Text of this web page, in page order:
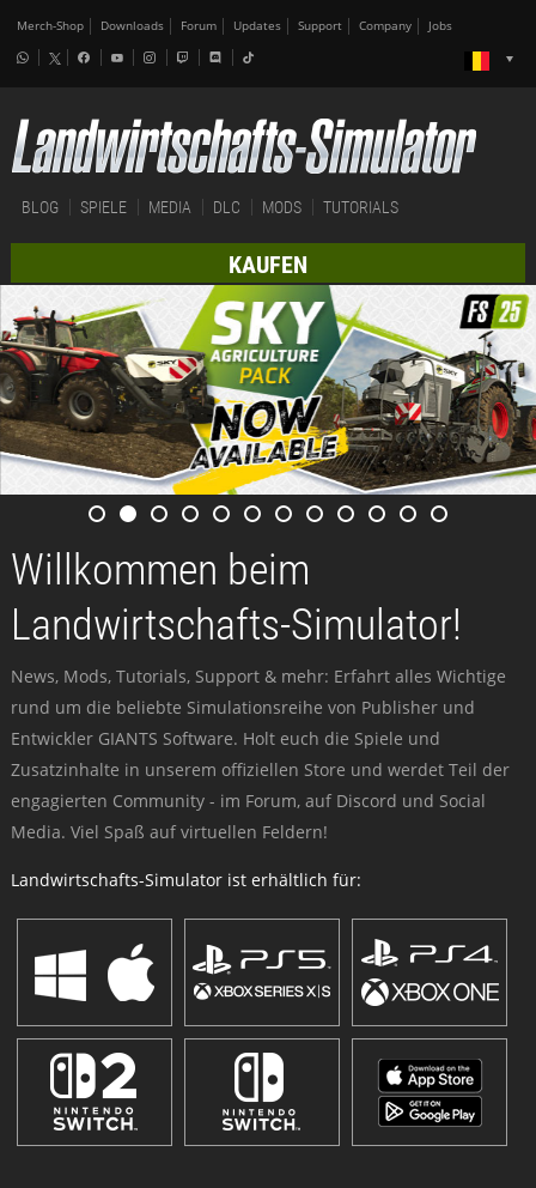
Merch-Shop Downloads Forum Updates Support Company Jobs
BLOG SPIELE MEDIA DLC MODS TUTORIALS
KAUFEN
Willkommen beim
Landwirtschafts-Simulator!
News, Mods, Tutorials, Support & mehr: Erfahrt alles Wichtige
rund um die beliebte Simulationsreihe von Publisher und
Entwickler GIANTS Software. Holt euch die Spiele und
Zusatzinhalte in unserem offiziellen Store und werdet Teil der
engagierten Community - im Forum, auf Discord und Social
Media. Viel Spaß auf virtuellen Feldern!
Landwirtschafts-Simulator ist erhältlich für: